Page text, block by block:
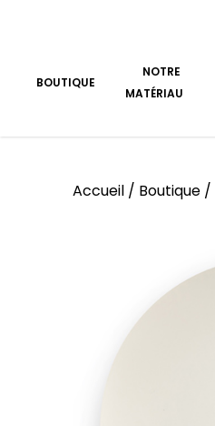
BOUTIQUE
NOTRE
MATÉRIAU
Accueil / Boutique /